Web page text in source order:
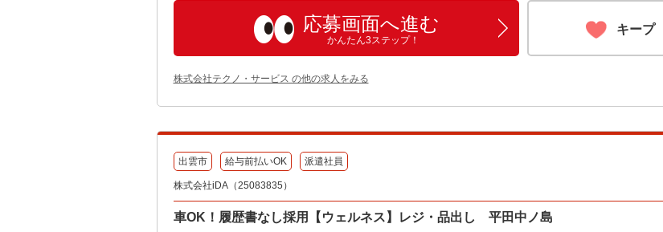
応募画面へ進む
かんたん3ステップ！
キープ
株式会社テクノ・サービス の他の求人をみる
出雲市 給与前払いOK 派遣社員
株式会社iDA（25083835）
車OK！履歴書なし採用【ウェルネス】レジ・品出し 平田中ノ島